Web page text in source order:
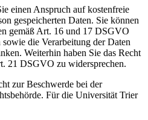
einen Anspruch auf kostenfreie
gespeicherten Daten. Sie können
gemäß Art. 16 und 17 DSGVO
die Verarbeitung der Daten
Weiterhin haben Sie das Recht
21 DSGVO zu widersprechen.
zur Beschwerde bei der
Für die Universität Trier